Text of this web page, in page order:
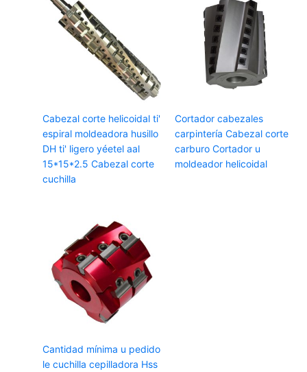
Cabezal corte helicoidal ti'
espiral moldeadora husillo
DH ti' ligero yéetel aal
15*15*2.5 Cabezal corte
cuchilla
Cortador cabezales
carpintería Cabezal corte
carburo Cortador u
moldeador helicoidal
Cantidad mínima u pedido
le cuchilla cepilladora Hss